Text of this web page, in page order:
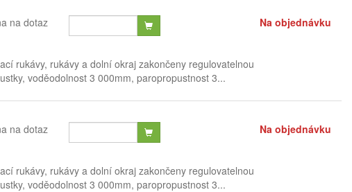
na dotaz Na objednávku
rukávy, rukávy a dolní okraj zakončeny regulovatelnou
voděodolnost 3 000mm, paropropustnost 3...
na dotaz Na objednávku
rukávy, rukávy a dolní okraj zakončeny regulovatelnou
voděodolnost 3 000mm, paropropustnost 3...